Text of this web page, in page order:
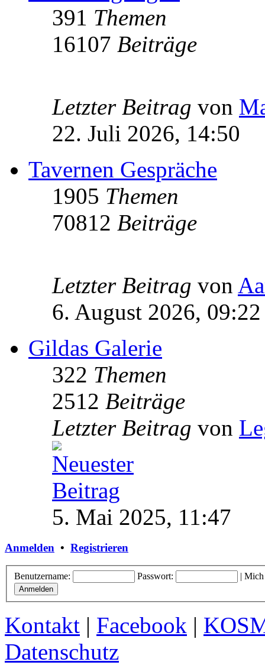
391 Themen
16107 Beiträge
Letzter Beitrag von
22. Juli 2026, 14:50
Tavernen Gespräche
1905 Themen
70812 Beiträge
Letzter Beitrag von
6. August 2026, 09:22
Gildas Galerie
322 Themen
2512 Beiträge
Letzter Beitrag von
5. Mai 2025, 11:47
Anmelden • Registrieren
Benutzername: Passwort: | Mich
Kontakt | Facebook |
Datenschutz